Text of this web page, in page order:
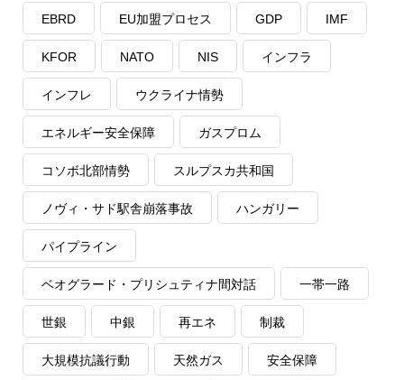
EBRD EU加盟プロセス GDP IMF
KFOR NATO NIS インフラ
インフレ ウクライナ情勢
エネルギー安全保障 ガスプロム
コソボ北部情勢 スルプスカ共和国
ノヴィ・サド駅舎崩落事故 ハンガリー
パイプライン
ベオグラード・プリシュティナ間対話 一帯一路
世銀 中銀 再エネ 制裁
大規模抗議行動 天然ガス 安全保障